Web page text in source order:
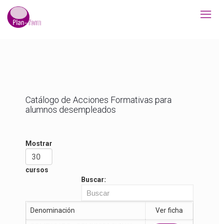
Catálogo de Acciones Formativas para
alumnos desempleados
Mostrar
cursos
Buscar:
Denominación Ver ficha